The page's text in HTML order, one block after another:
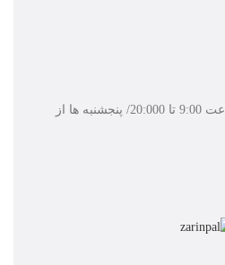
شنبه تا چهارشنبه از ساعت 9:00 تا 20:000/ پنجشنبه ها از